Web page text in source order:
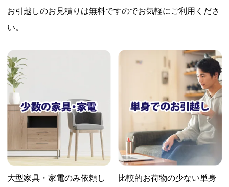
お引越しのお見積りは無料ですのでお気軽にご利用くださ
い。
大型家具・家電のみ依頼し
比較的お荷物の少ない単身